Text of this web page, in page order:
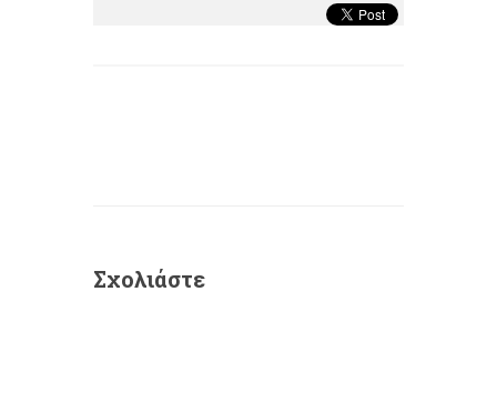
Σχολιάστε